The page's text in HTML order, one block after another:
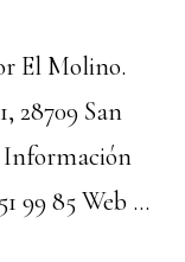
El Molino.
28709 San
Información
99 85 Web …